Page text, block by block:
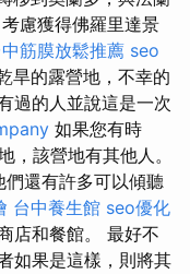
慮獲得佛羅里達景
筋膜放鬆推薦 seo
旱的露營地，不幸的
過的人並說這是一次
如果您有時
該營地有其他人。
們還有許多可以傾聽
台中養生館 seo優化
店和餐館。 最好不
如果是這樣，則將其